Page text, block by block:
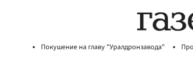
Покушение на главу "Уралдронзавода"